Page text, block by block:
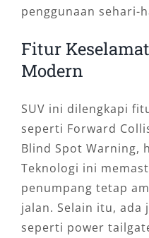
penggunaan sehari-
Fitur
Modern
SUV ini dilengkapi
seperti Forward
Blind Spot Warning,
Teknologi ini
penumpang tetap
jalan. Selain itu, ada
seperti power